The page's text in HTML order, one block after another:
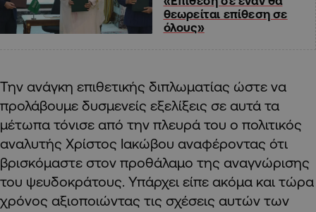
θεωρείται επίθεση σε
όλους»
Την ανάγκη επιθετικής διπλωματίας ώστε να
προλάβουμε δυσμενείς εξελίξεις σε αυτά τα
μέτωπα τόνισε από την πλευρά του ο πολιτικός
αναλυτής Χρίστος Ιακώβου αναφέροντας ότι
βρισκόμαστε στον προθάλαμο της αναγνώρισης
του ψευδοκράτους. Υπάρχει είπε ακόμα και τώρα
χρόνος αξιοποιώντας τις σχέσεις αυτών των